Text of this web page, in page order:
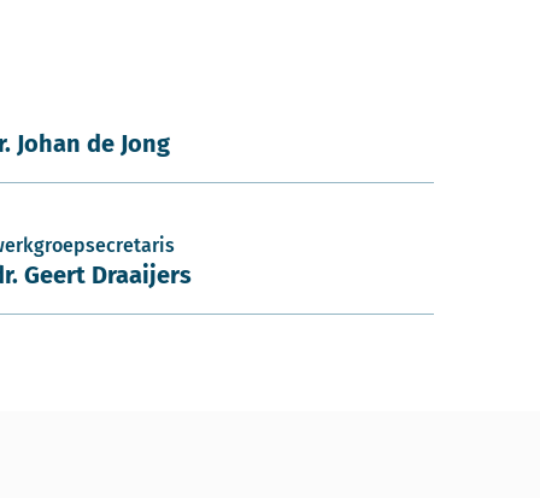
Johan de Jong
Geert Draaijers